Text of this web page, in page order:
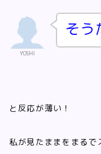
YOSHI
そう
と反応が薄い！
私が見たままをまるで